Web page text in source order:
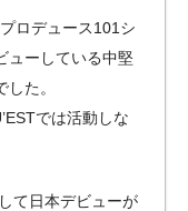
ロデュース101シ
ューしている中堅
た。
では活動しな
て日本デビューが